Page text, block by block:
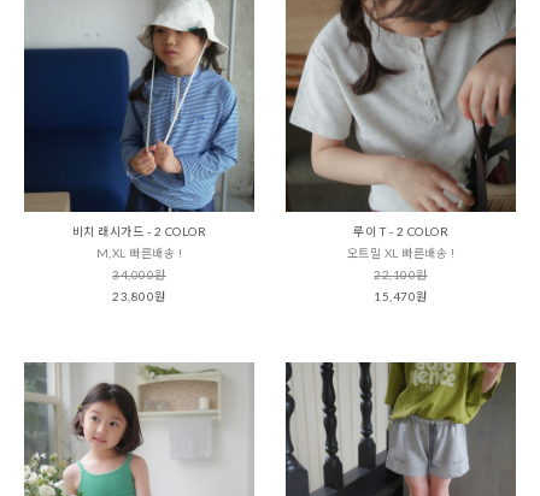
비치 래시가드 - 2 COLOR
M,XL 빠른배송 !
34,000원
23,800원
루이 T - 2 COLOR
오트밀 XL 빠른배송 !
22,100원
15,470원